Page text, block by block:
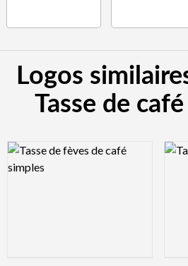
Logos
Tasse de
Logo Preview Image